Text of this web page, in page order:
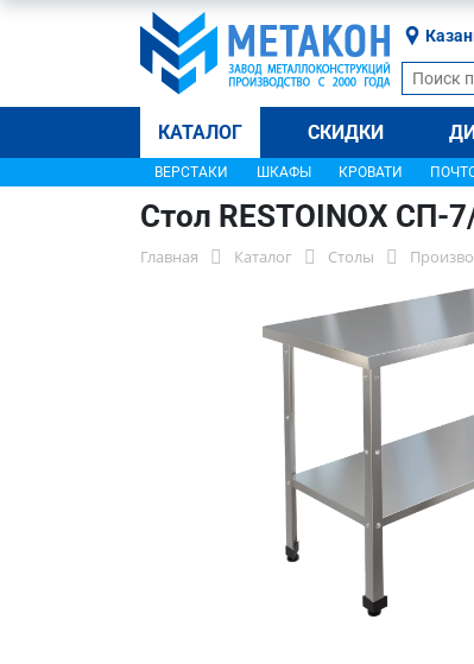
КАТАЛОГ СКИДКИ
ВЕРСТАКИ ШКАФЫ КРОВАТИ
Стол RESTOINOX СП-
Главная Каталог Столы